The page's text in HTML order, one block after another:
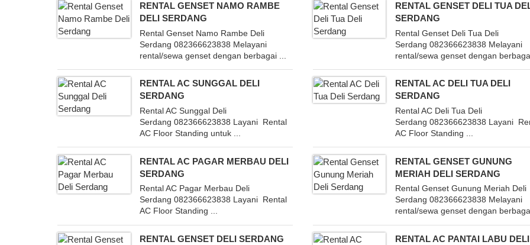
RENTAL GENSET NAMO RAMBE
DELI SERDANG
Rental Genset Namo Rambe Deli
Serdang 082366623838 Melayani
rental/sewa genset dengan berbagai ...
RENTAL GENSET DELI TUA
SERDANG
Rental Genset Deli Tua Deli
Serdang 082366623838 Melayani
rental/sewa genset dengan berbagai
RENTAL AC SUNGGAL DELI
SERDANG
Rental AC Sunggal Deli
Serdang 082366623838 Layani Rental
AC Floor Standing untuk ...
RENTAL AC DELI TUA DELI
SERDANG
Rental AC Deli Tua Deli
Serdang 082366623838 Layani
AC Floor Standing ...
RENTAL AC PAGAR MERBAU DELI
SERDANG
Rental AC Pagar Merbau Deli
Serdang 082366623838 Layani Rental
AC Floor Standing ...
RENTAL GENSET GUNUNG
MERIAH DELI SERDANG
Rental Genset Gunung Meriah Deli
Serdang 082366623838 Melayani
rental/sewa genset dengan
RENTAL GENSET DELI SERDANG
RENTAL AC PANTAI LABU DELI